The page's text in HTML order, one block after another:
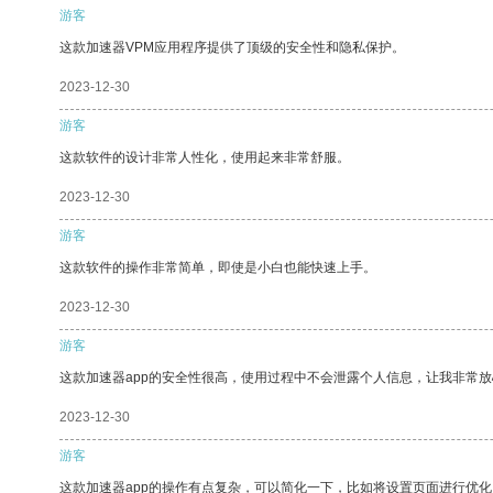
游客
这款加速器VPM应用程序提供了顶级的安全性和隐私保护。
2023-12-30
游客
这款软件的设计非常人性化，使用起来非常舒服。
2023-12-30
游客
这款软件的操作非常简单，即使是小白也能快速上手。
2023-12-30
游客
这款加速器app的安全性很高，使用过程中不会泄露个人信息，让我非常
2023-12-30
游客
这款加速器app的操作有点复杂，可以简化一下，比如将设置页面进行优